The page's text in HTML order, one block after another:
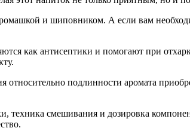
и шиповником. А если вам
как антисептики и помогают при
относительно подлинности аромата
техника смешивания и дозировка